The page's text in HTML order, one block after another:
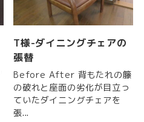
T様-ダイニングチェアの
張替
Before After 背もたれの籐
の破れと座面の劣化が目立っ
ていたダイニングチェアを
張...